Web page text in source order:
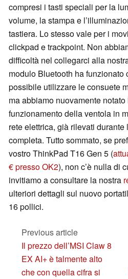
compresi i tasti speciali per la
volume, la stampa e
tastiera. Lo stesso vale per i
clickpad e trackpoint. Non
difficoltà nel collegarci alla
modulo Bluetooth ha funzionato
possibile utilizzare le consuete
ma abbiamo nuovamente
funzionamento della ventola in
rete elettrica, già rilevati
completa. Tutto sommato, se
vostro ThinkPad T16 Gen 5 (
€ presso OK2), non c’è nulla di
invitiamo a consultare la nostra
ulteriori dettagli sul nuovo
16 pollici.
Previous article
Il prezzo dell’MSI Claw 8
EX AI+ è talmente alto
che con quella cifra si